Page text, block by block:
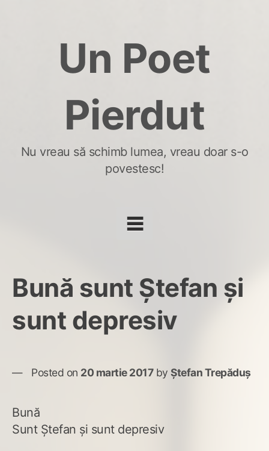
Un Poet
Pierdut
Nu vreau să schimb lumea, vreau doar s-o
povestesc!
Bună sunt Ștefan și
sunt depresiv
Posted on 20 martie 2017by Ștefan Trepăduș
Bună
Sunt Ștefan și sunt depresiv